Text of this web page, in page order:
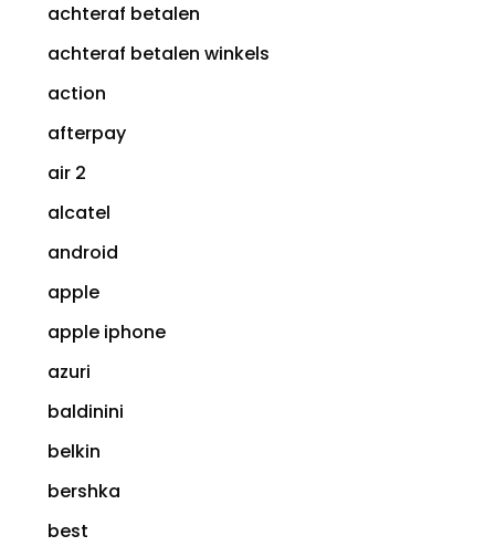
achteraf betalen
achteraf betalen winkels
action
afterpay
air 2
alcatel
android
apple
apple iphone
azuri
baldinini
belkin
bershka
best